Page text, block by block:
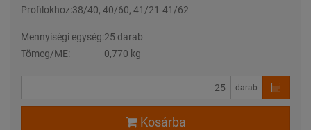
Profilokhoz:38/40, 40/60, 41/21-41/62
Mennyiségi egység:25 darab
Tömeg/ME:
0,770 kg
darab
Kosárba